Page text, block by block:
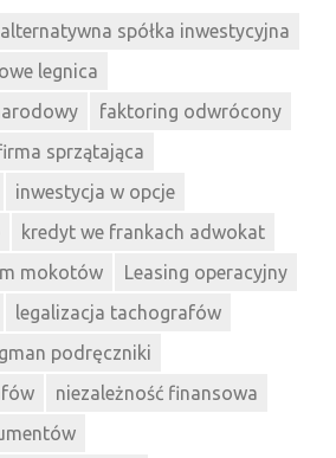
alternatywna spółka inwestycyjna
legnica
faktoring odwrócony
sprzątająca
inwestycja w opcje
kredyt we frankach adwokat
mokotów
Leasing operacyjny
legalizacja tachografów
podręczniki
niezależność finansowa